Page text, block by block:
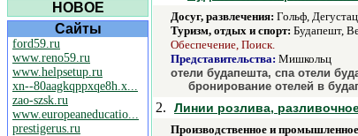
НОВОЕ
Сайты
ford59.ru
www.reno59.ru
www.helpsetup.ru
xn--80aagkqppxqe8h.x...
zao-szsk.ru
www.europeaneducatio...
prestigerus.ru
Досуг, развлечения: Гольф,
Туризм, отдых и спорт: Будапешт,
Обеспечение, Поиск.
Представительства: Мишкольц
отели будапешта, спа отели
бронирование отелей в
2. Линии розлива,
Производственное и